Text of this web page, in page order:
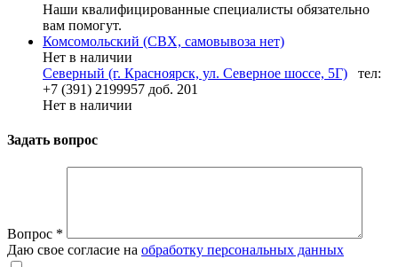
Наши квалифицированные специалисты обязательно
вам помогут.
Комсомольский (СВХ, самовывоза нет)
Нет в наличии
Северный (г. Красноярск, ул. Северное шоссе, 5Г)
тел:
+7 (391) 2199957 доб. 201
Нет в наличии
Задать вопрос
Вопрос *
Даю свое согласие на обработку персональных данных